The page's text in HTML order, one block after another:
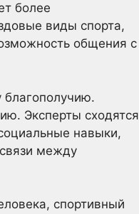
более
виды спорта,
общения с
благополучию.
Эксперты сходятся
навыки,
между
спортивный